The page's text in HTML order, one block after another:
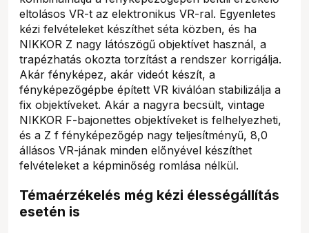
eltolásos VR-t az elektronikus VR-ral. Egyenletes
kézi felvételeket készíthet séta közben, és ha
NIKKOR Z nagy látószögű objektívet használ, a
trapézhatás okozta torzítást a rendszer korrigálja.
Akár fényképez, akár videót készít, a
fényképezőgépbe épített VR kiválóan stabilizálja a
fix objektíveket. Akár a nagyra becsült, vintage
NIKKOR F-bajonettes objektíveket is felhelyezheti,
és a Z f fényképezőgép nagy teljesítményű, 8,0
állásos VR-jának minden előnyével készíthet
felvételeket a képminőség romlása nélkül.
Témaérzékelés még kézi élességállítás
esetén is